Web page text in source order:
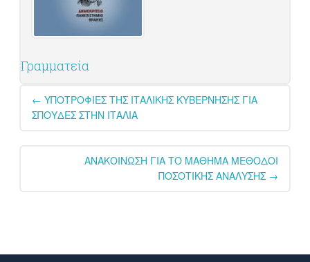
Γραμματεία
Post
navigation
← ΥΠΟΤΡΟΦΙΕΣ ΤΗΣ ΙΤΑΛΙΚΗΣ ΚΥΒΕΡΝΗΣΗΣ ΓΙΑ
ΣΠΟΥΔΕΣ ΣΤΗΝ ΙΤΑΛΙΑ
ΑΝΑΚΟΙΝΩΣΗ ΓΙΑ ΤΟ ΜΑΘΗΜΑ ΜΕΘΟΔΟΙ
ΠΟΣΟΤΙΚΗΣ ΑΝΑΛΥΣΗΣ →